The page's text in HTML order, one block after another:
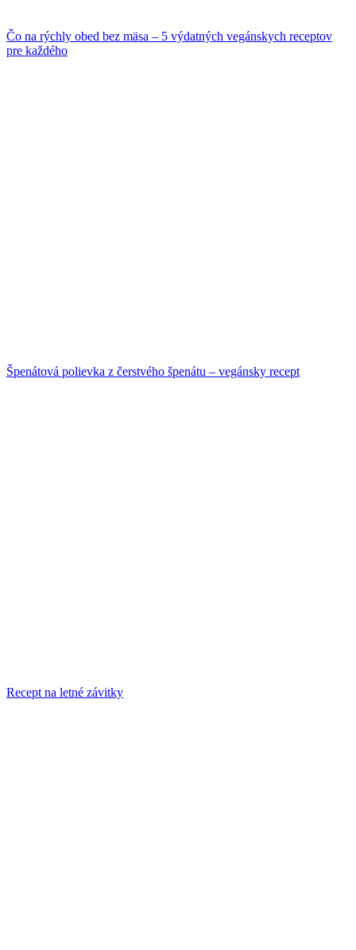
Čo na rýchly obed bez mäsa – 5 výdatných vegánskych receptov
pre každého
Špenátová polievka z čerstvého špenátu – vegánsky recept
Recept na letné závitky